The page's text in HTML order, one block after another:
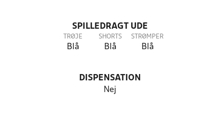
SPILLEDRAGT UDE
TRØJE
Blå
SHORTS
Blå
STRØMPER
Blå
DISPENSATION
Nej